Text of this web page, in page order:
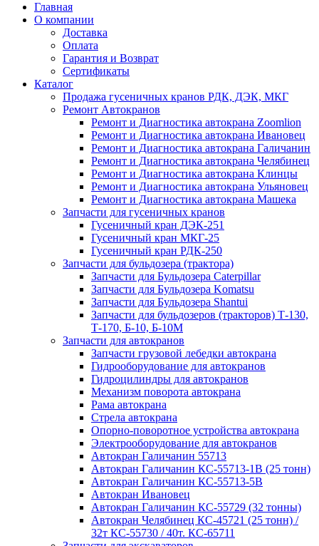
Главная
О компании
Доставка
Оплата
Гарантия и Возврат
Сертификаты
Каталог
Продажа гусеничных кранов РДК, ДЭК, МКГ
Ремонт Автокранов
Ремонт и Диагностика автокрана Zoomlion
Ремонт и Диагностика автокрана Ивановец
Ремонт и Диагностика автокрана Галичанин
Ремонт и Диагностика автокрана Челябинец
Ремонт и Диагностика автокрана Клинцы
Ремонт и Диагностика автокрана Ульяновец
Ремонт и Диагностика автокрана Машека
Запчасти для гусеничных кранов
Гусеничный кран ДЭК-251
Гусеничный кран МКГ-25
Гусеничный кран РДК-250
Запчасти для бульдозера (трактора)
Запчасти для Бульдозера Caterpillar
Запчасти для Бульдозера Komatsu
Запчасти для Бульдозера Shantui
Запчасти для бульдозеров (тракторов) Т-130,
Т-170, Б-10, Б-10М
Запчасти для автокранов
Запчасти грузовой лебедки автокрана
Гидрооборудование для автокранов
Гидроцилиндры для автокранов
Механизм поворота автокрана
Рама автокрана
Стрела автокрана
Опорно-поворотное устройства автокрана
Электрооборудование для автокранов
Автокран Галичанин 55713
Автокран Галичанин КС-55713-1В (25 тонн)
Автокран Галичанин КС-55713-5В
Автокран Ивановец
Автокран Галичанин КС-55729 (32 тонны)
Автокран Челябинец КС-45721 (25 тонн) /
32т КС-55730 / 40т. КС-65711